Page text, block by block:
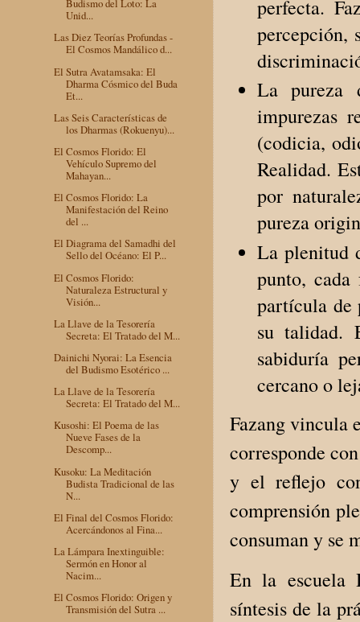
perfecta.
percepción,
La pureza
impurezas
(codicia,
Realidad.
por
pureza
La plenitud
punto,
partícula de
su talidad.
sabiduría
cercano o
Fazang vincula
corresponde
y el reflejo
comprensión
consuman y se
En la escuela
síntesis de la
Budismo del Loto: La
Unid...
Las Diez Teorías Profundas -
El Cosmos Mandálico d...
El Sutra Avatamsaka: El
Dharma Cósmico del Buda
Et...
Las Seis Características de
los Dharmas (Rokuenyu)...
El Cosmos Florido: El
Vehículo Supremo del
Mahayan...
El Cosmos Florido: La
Manifestación del Reino
del ...
El Diagrama del Samadhi del
Sello del Océano: El P...
El Cosmos Florido:
Naturaleza Estructural y
Visión...
La Llave de la Tesorería
Secreta: El Tratado del M...
Dainichi Nyorai: La Esencia
del Budismo Esotérico ...
La Llave de la Tesorería
Secreta: El Tratado del M...
Kusoshi: El Poema de las
Nueve Fases de la
Descomp...
Kusoku: La Meditación
Budista Tradicional de las
N...
El Final del Cosmos Florido:
Acercándonos al Fina...
La Lámpara Inextinguible:
Sermón en Honor al
Nacim...
El Cosmos Florido: Origen y
Transmisión del Sutra ...